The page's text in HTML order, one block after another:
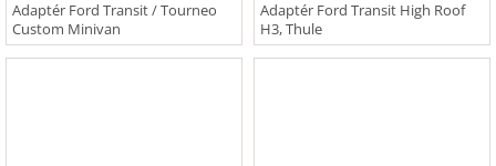
Adaptér Ford Transit / Tourneo
Custom Minivan
Adaptér Ford Transit High Roof
H3, Thule